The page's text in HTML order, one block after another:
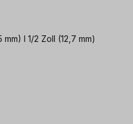
l 1/2 Zoll (12,7 mm)